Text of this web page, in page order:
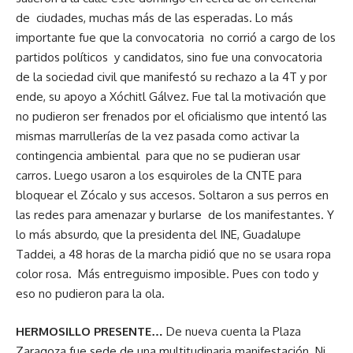
de ciudades, muchas más de las esperadas. Lo más
importante fue que la convocatoria no corrió a cargo de los
partidos políticos y candidatos, sino fue una convocatoria
de la sociedad civil que manifestó su rechazo a la 4T y por
ende, su apoyo a Xóchitl Gálvez. Fue tal la motivación que
no pudieron ser frenados por el oficialismo que intentó las
mismas marrullerías de la vez pasada como activar la
contingencia ambiental para que no se pudieran usar
carros. Luego usaron a los esquiroles de la CNTE para
bloquear el Zócalo y sus accesos. Soltaron a sus perros en
las redes para amenazar y burlarse de los manifestantes. Y
lo más absurdo, que la presidenta del INE, Guadalupe
Taddei, a 48 horas de la marcha pidió que no se usara ropa
color rosa. Más entreguismo imposible. Pues con todo y
eso no pudieron para la ola.
HERMOSILLO PRESENTE… De nueva cuenta la Plaza